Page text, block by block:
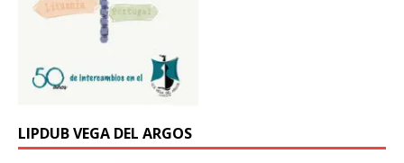
LIPDUB VEGA DEL ARGOS